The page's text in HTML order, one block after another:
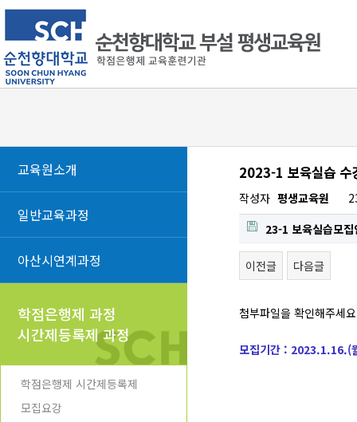
교육원소개
일반교육과정
아산시연계과정
학점은행제 과정
시간제등록제 과정
학점은행제 시간제등록제
모집요강
2023-1 보육실습 수
작성자 평생교육원
23-1 보육실습모
이전글 다음글
첨부파일을 확인해주세
모집기간 :